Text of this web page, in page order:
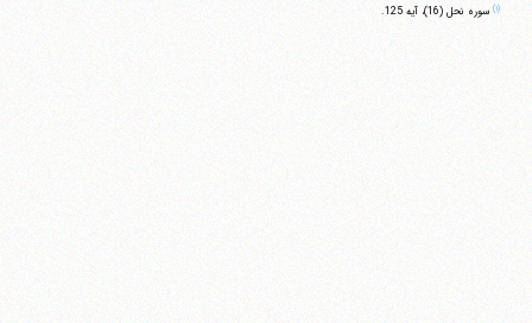
(۱) سوره نحل (16)، آیه 125.